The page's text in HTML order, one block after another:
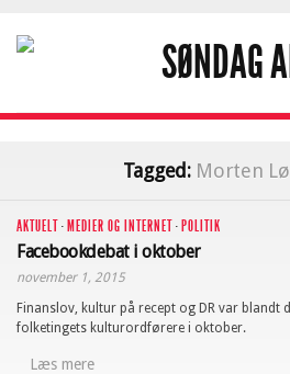
Tagged: Morten
AKTUELT· MEDIER OG INTERNET· POLITIK
Facebookdebat i oktober
november 1, 2015
Finanslov, kultur på recept og DR var blandt
folketingets kulturordførere i oktober.
Læs mere